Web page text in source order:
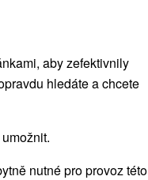
aby zefektivnily
hledáte a chcete
nutné pro provoz této